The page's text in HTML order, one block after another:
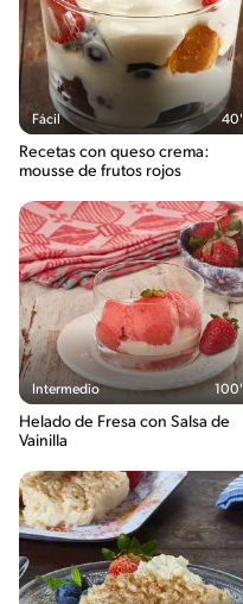
Fácil 40'
Recetas con queso crema:
mousse de frutos rojos
Intermedio 100'
Helado de Fresa con Salsa de
Vainilla